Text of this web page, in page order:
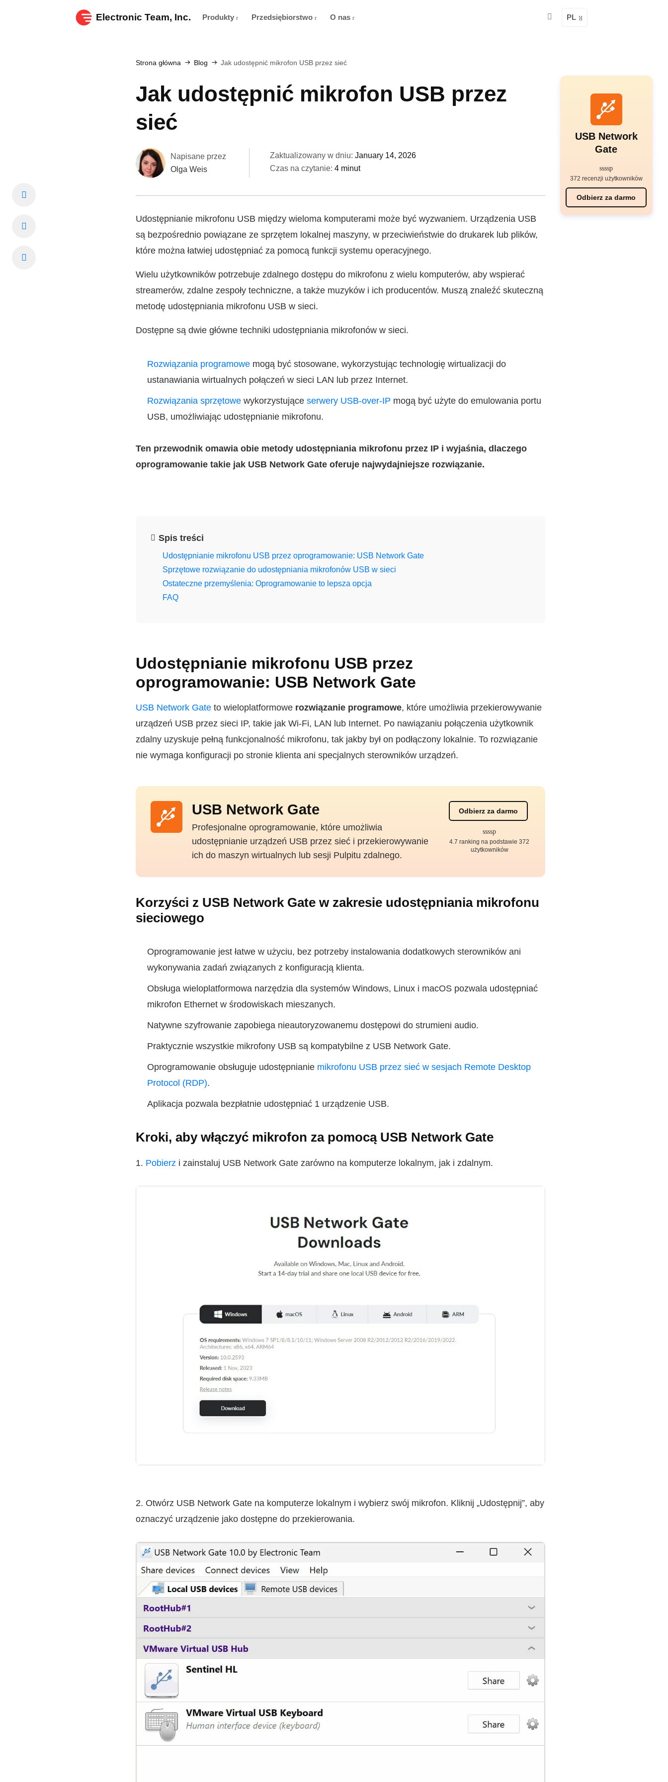
Electronic Team, Inc. Produkty Przedsiębiorstwo O nas PL
Strona główna Blog Jak udostępnić mikrofon USB przez sieć
Jak udostępnić mikrofon USB przez
sieć
Napisane przez
Olga Weis
Zaktualizowany w dniu: January 14, 2026
Czas na czytanie: 4 minut
Udostępnianie mikrofonu USB między wieloma komputerami może być wyzwaniem. Urządzenia USB
są bezpośrednio powiązane ze sprzętem lokalnej maszyny, w przeciwieństwie do drukarek lub plików,
które można łatwiej udostępniać za pomocą funkcji systemu operacyjnego.
Wielu użytkowników potrzebuje zdalnego dostępu do mikrofonu z wielu komputerów, aby wspierać
streamerów, zdalne zespoły techniczne, a także muzyków i ich producentów. Muszą znaleźć skuteczną
metodę udostępniania mikrofonu USB w sieci.
Dostępne są dwie główne techniki udostępniania mikrofonów w sieci.
Rozwiązania programowe mogą być stosowane, wykorzystując technologię wirtualizacji do
ustanawiania wirtualnych połączeń w sieci LAN lub przez Internet.
Rozwiązania sprzętowe wykorzystujące serwery USB-over-IP mogą być użyte do emulowania portu
USB, umożliwiając udostępnianie mikrofonu.
Ten przewodnik omawia obie metody udostępniania mikrofonu przez IP i wyjaśnia, dlaczego
oprogramowanie takie jak USB Network Gate oferuje najwydajniejsze rozwiązanie.
Spis treści
Udostępnianie mikrofonu USB przez oprogramowanie: USB Network Gate
Sprzętowe rozwiązanie do udostępniania mikrofonów USB w sieci
Ostateczne przemyślenia: Oprogramowanie to lepsza opcja
FAQ
Udostępnianie mikrofonu USB przez
oprogramowanie: USB Network Gate
USB Network Gate to wieloplatformowe rozwiązanie programowe, które umożliwia przekierowywanie
urządzeń USB przez sieci IP, takie jak Wi-Fi, LAN lub Internet. Po nawiązaniu połączenia użytkownik
zdalny uzyskuje pełną funkcjonalność mikrofonu, tak jakby był on podłączony lokalnie. To rozwiązanie
nie wymaga konfiguracji po stronie klienta ani specjalnych sterowników urządzeń.
USB Network Gate
Profesjonalne oprogramowanie, które umożliwia
udostępnianie urządzeń USB przez sieć i przekierowywanie
ich do maszyn wirtualnych lub sesji Pulpitu zdalnego.
Odbierz za darmo
4.7 ranking na podstawie 372
użytkowników
Korzyści z USB Network Gate w zakresie udostępniania mikrofonu
sieciowego
Oprogramowanie jest łatwe w użyciu, bez potrzeby instalowania dodatkowych sterowników ani
wykonywania zadań związanych z konfiguracją klienta.
Obsługa wieloplatformowa narzędzia dla systemów Windows, Linux i macOS pozwala udostępniać
mikrofon Ethernet w środowiskach mieszanych.
Natywne szyfrowanie zapobiega nieautoryzowanemu dostępowi do strumieni audio.
Praktycznie wszystkie mikrofony USB są kompatybilne z USB Network Gate.
Oprogramowanie obsługuje udostępnianie mikrofonu USB przez sieć w sesjach Remote Desktop
Protocol (RDP).
Aplikacja pozwala bezpłatnie udostępniać 1 urządzenie USB.
Kroki, aby włączyć mikrofon za pomocą USB Network Gate
1. Pobierz i zainstaluj USB Network Gate zarówno na komputerze lokalnym, jak i zdalnym.
2. Otwórz USB Network Gate na komputerze lokalnym i wybierz swój mikrofon. Kliknij „Udostępnij”, aby
oznaczyć urządzenie jako dostępne do przekierowania.
USB Network
Gate
372 recenzji użytkowników
Odbierz za darmo